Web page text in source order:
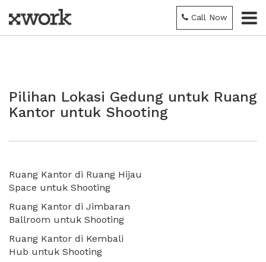
Call Now
Pilihan Lokasi Gedung untuk Ruang
Kantor untuk Shooting
Ruang Kantor di Ruang Hijau
Space untuk Shooting
Ruang Kantor di Jimbaran
Ballroom untuk Shooting
Ruang Kantor di Kembali
Hub untuk Shooting